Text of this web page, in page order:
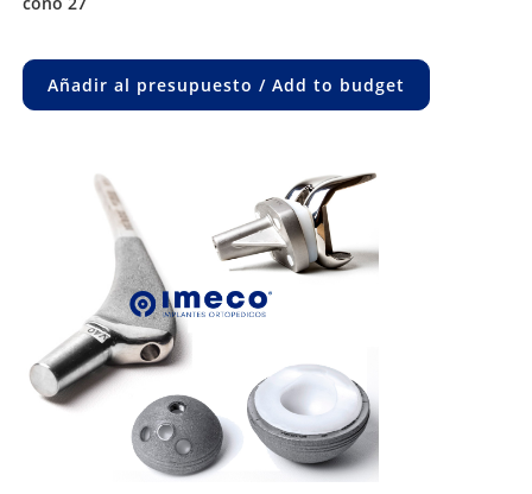
Añadir al presupuesto / Add to budget